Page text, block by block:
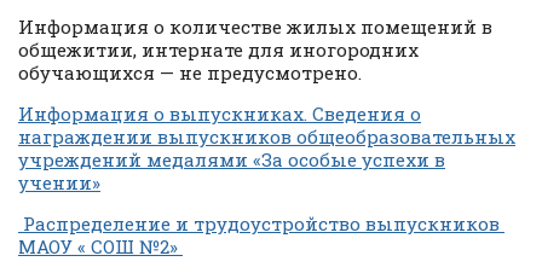
Информация о количестве жилых помещений в
общежитии, интернате для иногородних
обучающихся — не предусмотрено.
Информация о выпускниках. Сведения о
награждении выпускников общеобразовательных
учреждений медалями «За особые успехи в
учении»
Распределение и трудоустройство выпускников
МАОУ « СОШ №2»